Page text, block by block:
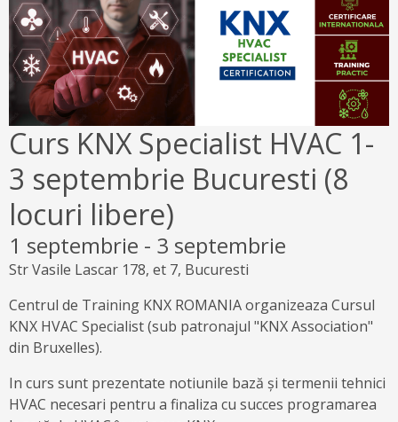
Curs KNX Specialist HVAC 1-
3 septembrie Bucuresti (8
locuri libere)
1 septembrie - 3 septembrie
Str Vasile Lascar 178, et 7, Bucuresti
Centrul de Training KNX ROMANIA organizeaza Cursul
KNX HVAC Specialist (sub patronajul "KNX Association"
din Bruxelles).
In curs sunt prezentate notiunile bază și termenii tehnici
HVAC necesari pentru a finaliza cu succes programarea